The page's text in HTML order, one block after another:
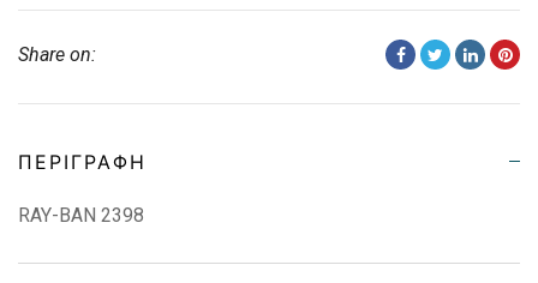
Share on:
ΠΕΡΙΓΡΑΦΉ
RAY-BAN 2398